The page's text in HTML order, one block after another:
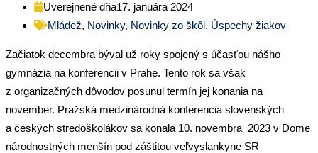
Uverejnené dňa17. januára 2024
Mládež, Novinky, Novinky zo škôl, Úspechy žiakov
Začiatok decembra býval už roky spojený s účasťou nášho
gymnázia na konferencii v Prahe. Tento rok sa však
z organizačných dôvodov posunul termín jej konania na
november. Pražská medzinárodná konferencia slovenských
a českých stredoškolákov sa konala 10. novembra 2023 v Dome
národnostných menšín pod záštitou veľvyslankyne SR